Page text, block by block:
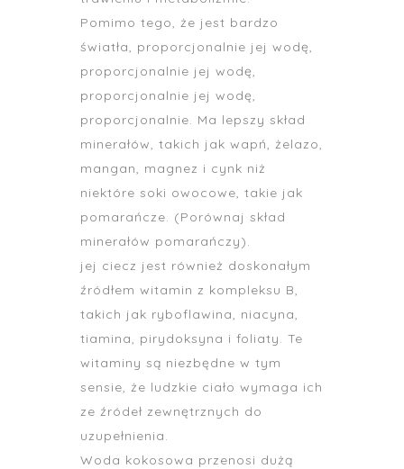
Pomimo tego, że jest bardzo
światła, proporcjonalnie jej wodę,
proporcjonalnie jej wodę,
proporcjonalnie jej wodę,
proporcjonalnie. Ma lepszy skład
minerałów, takich jak wapń, żelazo,
mangan, magnez i cynk niż
niektóre soki owocowe, takie jak
pomarańcze. (Porównaj skład
minerałów pomarańczy).
jej ciecz jest również doskonałym
źródłem witamin z kompleksu B,
takich jak ryboflawina, niacyna,
tiamina, pirydoksyna i foliaty. Te
witaminy są niezbędne w tym
sensie, że ludzkie ciało wymaga ich
ze źródeł zewnętrznych do
uzupełnienia.
Woda kokosowa przenosi dużą